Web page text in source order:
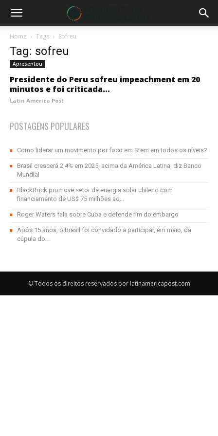
Home Tags Sofreu
Tag: sofreu
Apresentou
Presidente do Peru sofreu impeachment em 20
minutos e foi criticada...
Latin America Post
POSTAGENS POPULARES
Como liderar um movimento por foco em Stem em todos os níveis?
Brasil crescerá 2,4% em 2025, acima da América Latina, diz Banco
Mundial
BlackRock promove setor de energia solar chileno com
financiamento de US$ 75 milhões ao...
Roger Waters fala sobre Cuba e defende fim do embargo
Após 15 anos, o Brasil foi convidado a participar, em maio, da
cúpula do...
© Todos os direitos reservados por latinamericapost.com